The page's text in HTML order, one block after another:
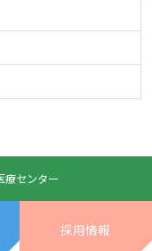
センター
採用情報